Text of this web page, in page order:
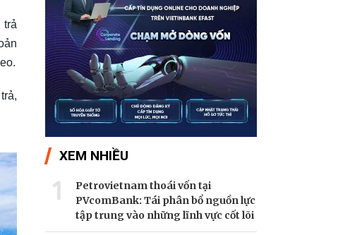
trả
XEM NHIỀU
1
Petrovietnam thoái vốn tại
PVcomBank: Tái phân bổ nguồn lực
tập trung vào những lĩnh vực cốt lõi